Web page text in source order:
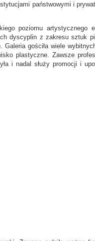
państwowymi i
poziomu
dyscyplin z zakresu sztuk
gościła wiele
plastyczne. Zawsze
i nadal służy promocji i